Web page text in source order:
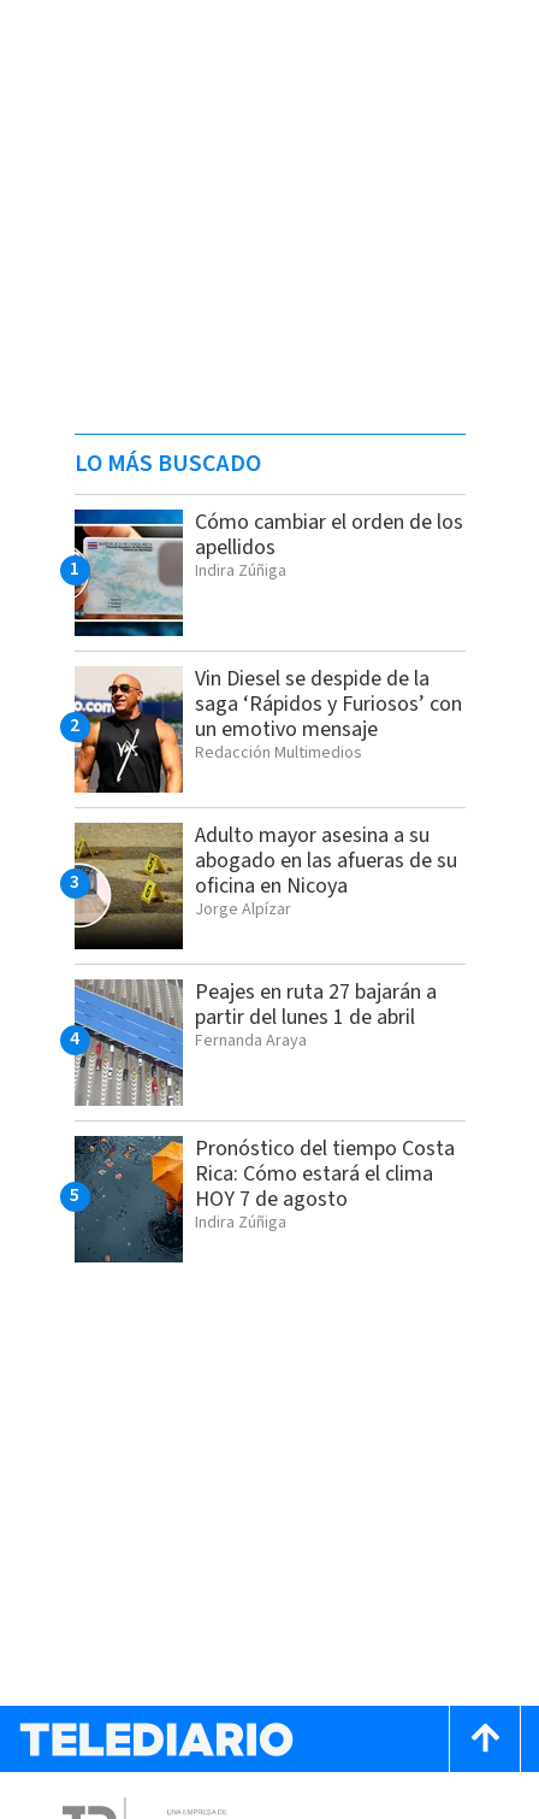
LO MÁS BUSCADO
Cómo cambiar el orden de los
apellidos
Indira Zúñiga
Vin Diesel se despide de la
saga ‘Rápidos y Furiosos’ con
un emotivo mensaje
Redacción Multimedios
Adulto mayor asesina a su
abogado en las afueras de su
oficina en Nicoya
Jorge Alpízar
Peajes en ruta 27 bajarán a
partir del lunes 1 de abril
Fernanda Araya
Pronóstico del tiempo Costa
Rica: Cómo estará el clima
HOY 7 de agosto
Indira Zúñiga